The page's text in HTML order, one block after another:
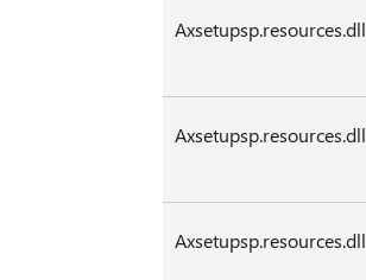
Axsetupsp.resources.dll
Axsetupsp.resources.dll
Axsetupsp.resources.dll